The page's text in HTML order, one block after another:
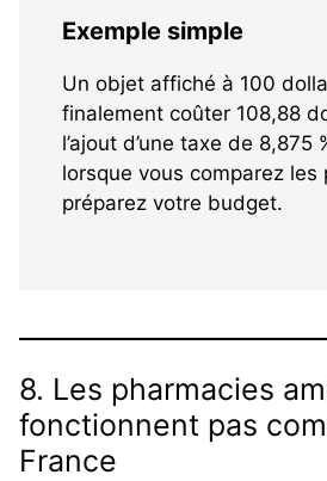
Exemple simple
Un objet affiché à 100
finalement coûter 108,88
l’ajout d’une taxe de 8,875
lorsque vous comparez les
préparez votre budget.
8. Les pharmacies
fonctionnent pas
France